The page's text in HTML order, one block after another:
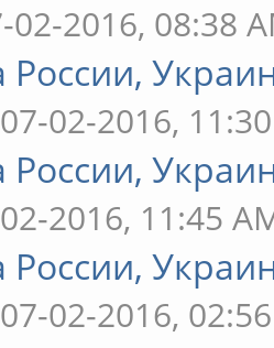
02-2016, 08:38
России,
02-2016,
России,
2016, 11:45
России,
02-2016,